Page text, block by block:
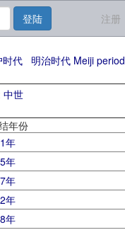
登陆 注册
时代 明治时代 Meiji period
中世
年份
年
年
年
年
年